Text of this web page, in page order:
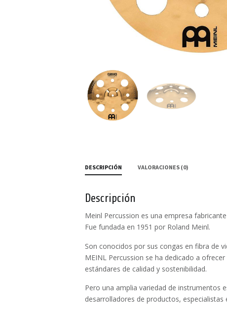
DESCRIPCIÓN VALORACIONES (0)
Descripción
Meinl Percussion es una empresa
Fue fundada en 1951 por Roland Meinl.
Son conocidos por sus congas en fibra de
MEINL Percussion se ha dedicado a
estándares de calidad y sostenibilidad.
Pero una amplia variedad de instrumentos
desarrolladores de productos,